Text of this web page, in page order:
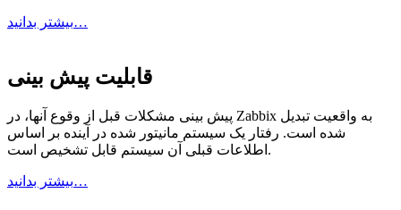
بیشتر بدانید…
قابلیت پیش بینی
پیش بینی مشکلات قبل از وقوع آنها، در Zabbix به واقعیت تبدیل
شده است. رفتار یک سیستم مانیتور شده در آینده بر اساس
اطلاعات قبلی آن سیستم قابل تشخیص است.
بیشتر بدانید…